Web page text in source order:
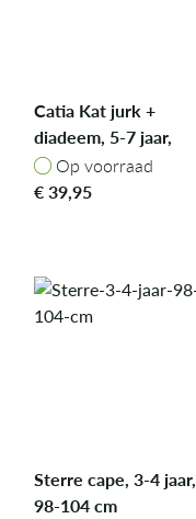
Catia Kat jurk +
diadeem, 5-7 jaar,
110-122 cm
Op voorraad
Op voorraad
€39,95
Sterre cape, 3-4 jaar,
98-104 cm